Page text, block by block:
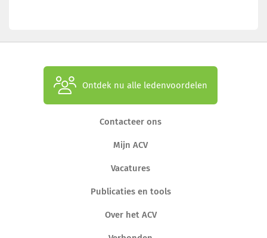
Ontdek nu alle ledenvoordelen
Contacteer ons
Mijn ACV
Vacatures
Publicaties en tools
Over het ACV